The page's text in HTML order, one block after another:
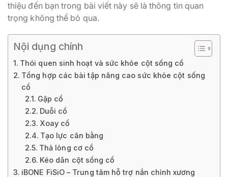
thiệu đến bạn trong bài viết này sẽ là thông tin quan
trọng không thể bỏ qua.
Nội dụng chính
Thói quen sinh hoạt và sức khỏe cột sống cổ
Tổng hợp các bài tập nâng cao sức khỏe cột sống
cổ
Gập cổ
Duỗi cổ
Xoay cổ
Tạo lực cân bằng
Thả lỏng cơ cổ
Kéo dãn cột sống cổ
iBONE FiSiO – Trung tâm hỗ trợ nắn chỉnh xương